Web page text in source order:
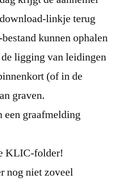
linkje terug
kunnen ophalen
ligging van leidingen
(of in de
graven.
KLIC-folder!
nog niet zoveel